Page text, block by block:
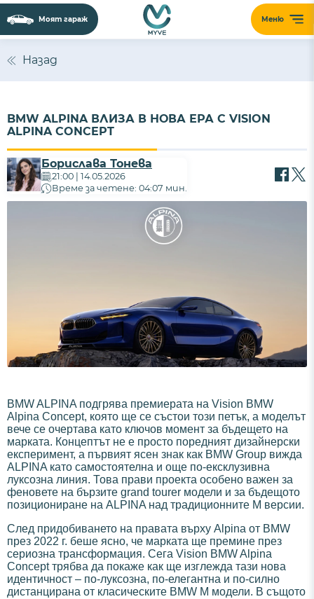
Меню
Моят гараж
Назад
BMW ALPINA ВЛИЗА В НОВА ЕРА С VISION
ALPINA CONCEPT
Борислава Тонева
21:00 | 14.05.2026
Време за четене: 04:07 мин.
BMW ALPINA подгрява премиерата на Vision BMW
Alpina Concept, която ще се състои този петък, а моделът
вече се очертава като ключов момент за бъдещето на
марката. Концептът не е просто поредният дизайнерски
експеримент, а първият ясен знак как BMW Group вижда
ALPINA като самостоятелна и още по-ексклузивна
луксозна линия. Това прави проекта особено важен за
феновете на бързите grand tourer модели и за бъдещото
позициониране на ALPINA над традиционните M версии.
След придобиването на правата върху Alpina от BMW
през 2022 г. беше ясно, че марката ще премине през
сериозна трансформация. Сега Vision BMW Alpina
Concept трябва да покаже как ще изглежда тази нова
идентичност – по-луксозна, по-елегантна и по-силно
дистанцирана от класическите BMW M модели. В същото